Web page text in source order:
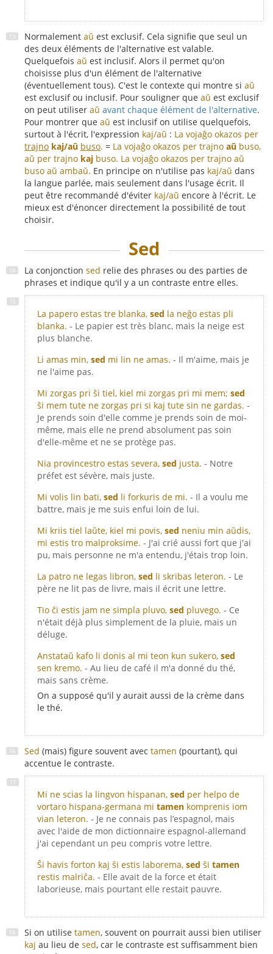
Normalement aŭ est exclusif. Cela signifie que seul un
des deux éléments de l'alternative est valable.
Quelquefois aŭ est inclusif. Alors il permet qu'on
choisisse plus d'un élément de l'alternative
(éventuellement tous). C'est le contexte qui montre si aŭ
est exclusif ou inclusif. Pour souligner que aŭ est exclusif
on peut utiliser aŭ avant chaque élément de l'alternative.
Pour montrer que aŭ est inclusif on utilise quelquefois,
surtout à l'écrit, l'expression kaj/aŭ : La vojaĝo okazos per
trajno kaj/aŭ buso. = La vojaĝo okazos per trajno aŭ buso,
aŭ per trajno kaj buso. La vojaĝo okazos per trajno aŭ
buso aŭ ambaŭ. En principe on n'utilise pas kaj/aŭ dans
la langue parlée, mais seulement dans l'usage écrit. Il
peut être recommandé d'éviter kaj/aŭ encore à l'écrit. Le
mieux est d'énoncer directement la possibilité de tout
choisir.
Sed
La conjonction sed relie des phrases ou des parties de
phrases et indique qu'il y a un contraste entre elles.
La papero estas tre blanka, sed la neĝo estas pli
blanka. - Le papier est très blanc, mais la neige est
plus blanche.
Li amas min, sed mi lin ne amas. - Il m'aime, mais je
ne l'aime pas.
Mi zorgas pri ŝi tiel, kiel mi zorgas pri mi mem; sed
ŝi mem tute ne zorgas pri si kaj tute sin ne gardas. -
Je prends soin d'elle comme je prends soin de moi-
même, mais elle ne prend absolument pas soin
d'elle-même et ne se protège pas.
Nia provincestro estas severa, sed justa. - Notre
préfet est sévère, mais juste.
Mi volis lin bati, sed li forkuris de mi. - Il a voulu me
battre, mais je me suis enfui loin de lui.
Mi kriis tiel laŭte, kiel mi povis, sed neniu min aŭdis,
mi estis tro malproksime. - J'ai crié aussi fort que j'ai
pu, mais personne ne m'a entendu, j'étais trop loin.
La patro ne legas libron, sed li skribas leteron. - Le
père ne lit pas de livre, mais il écrit une lettre.
Tio ĉi estis jam ne simpla pluvo, sed pluvego. - Ce
n'était déjà plus simplement de la pluie, mais un
déluge.
Anstataŭ kafo li donis al mi teon kun sukero, sed
sen kremo. - Au lieu de café il m'a donné du thé,
mais sans crème.
On a supposé qu'il y aurait aussi de la crème dans
le thé.
Sed (mais) figure souvent avec tamen (pourtant), qui
accentue le contraste.
Mi ne scias la lingvon hispanan, sed per helpo de
vortaro hispana-germana mi tamen komprenis iom
vian leteron. - Je ne connais pas l’espagnol, mais
avec l'aide de mon dictionnaire espagnol-allemand
j'ai cependant un peu compris votre lettre.
Ŝi havis forton kaj ŝi estis laborema, sed ŝi tamen
restis malriĉa. - Elle avait de la force et était
laborieuse, mais pourtant elle restait pauvre.
Si on utilise tamen, souvent on pourrait aussi bien utiliser
kaj au lieu de sed, car le contraste est suffisamment bien